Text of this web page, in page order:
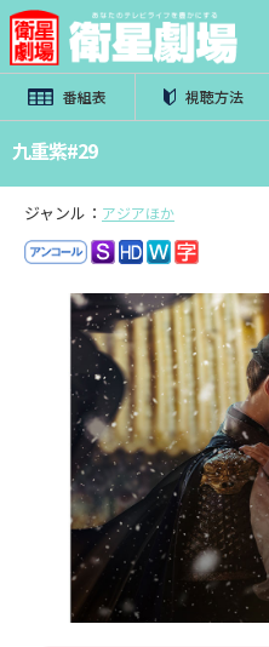
番組表 視聴方法
九重紫#29
ジャンル： アジアほか